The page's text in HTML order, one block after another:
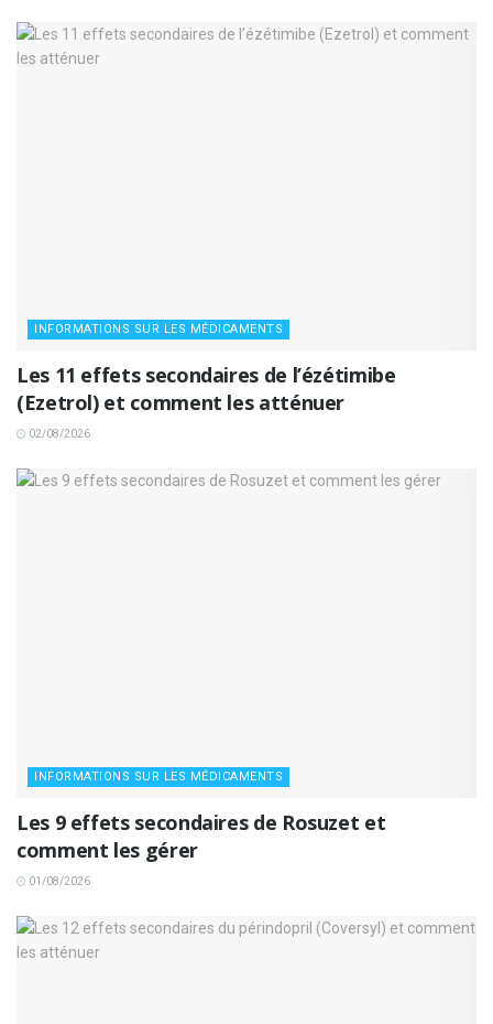
INFORMATIONS SUR LES MÉDICAMENTS
Les 11 effets secondaires de l’ézétimibe
(Ezetrol) et comment les atténuer
02/08/2026
INFORMATIONS SUR LES MÉDICAMENTS
Les 9 effets secondaires de Rosuzet et
comment les gérer
01/08/2026